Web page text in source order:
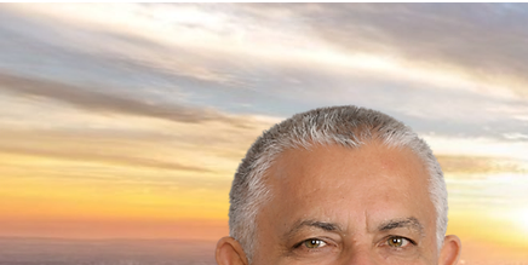
Página Inicial